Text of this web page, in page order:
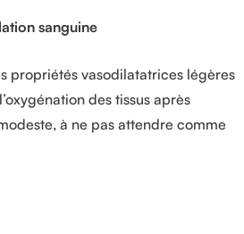
sanguine
propriétés vasodilatatrices légères
des tissus après
à ne pas attendre comme